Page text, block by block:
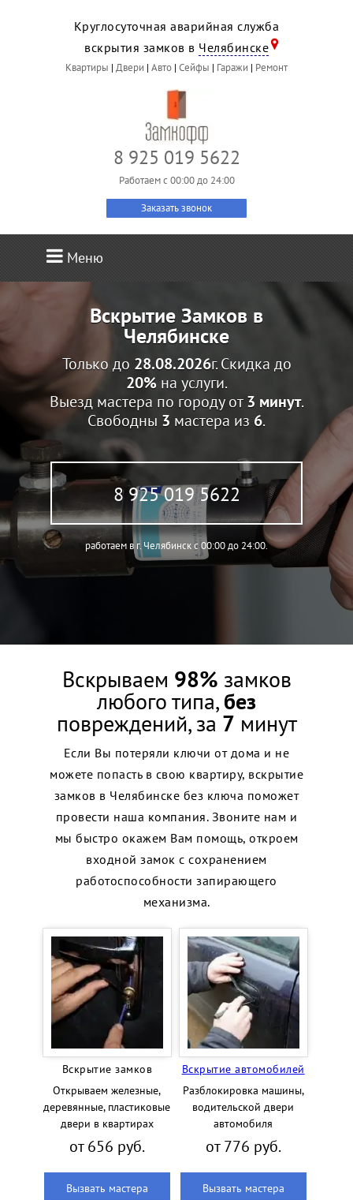
Круглосуточная аварийная служба
вскрытия замков в Челябинске
Квартиры | Двери | Авто | Сейфы | Гаражи | Ремонт
8 925 019 5622
Работаем c 00:00 до 24:00
Заказать звонок
Меню
Вскрытие Замков в
Челябинске
Только до 28.08.2026г. Скидка до
20%на услуги.
Выезд мастера по городу от3 минут.
Свободны 3 мастера из 6.
8 925 019 5622
работаем в г. Челябинск c 00:00 до 24:00.
Вскрываем 98% замков
любого типа,без
повреждений, за 7 минут
Если Вы потеряли ключи от дома и не
можете попасть в свою квартиру, вскрытие
замков в Челябинске без ключа поможет
провести наша компания. Звоните нам и
мы быстро окажем Вам помощь, откроем
входной замок с сохранением
работоспособности запирающего
механизма.
Вскрытие замков
Открываем железные,
деревянные, пластиковые
двери в квартирах
от 656 руб.
Вызвать мастера
Вскрытие автомобилей
Разблокировка машины,
водительской двери
автомобиля
от 776 руб.
Вызвать мастера